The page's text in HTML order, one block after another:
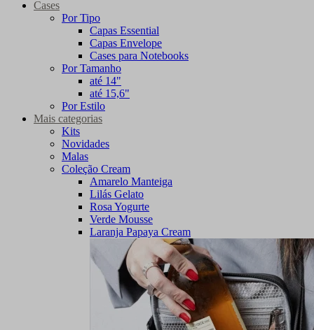
Cases
Por Tipo
Capas Essential
Capas Envelope
Cases para Notebooks
Por Tamanho
até 14"
até 15,6"
Por Estilo
Mais categorias
Kits
Novidades
Malas
Coleção Cream
Amarelo Manteiga
Lilás Gelato
Rosa Yogurte
Verde Mousse
Laranja Papaya Cream